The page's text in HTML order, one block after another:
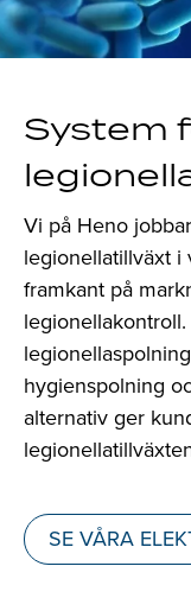
System
Vi på Heno
legionellatillväxt i
framkant på
hygienspolning
alternativ ger
SE VÅRA